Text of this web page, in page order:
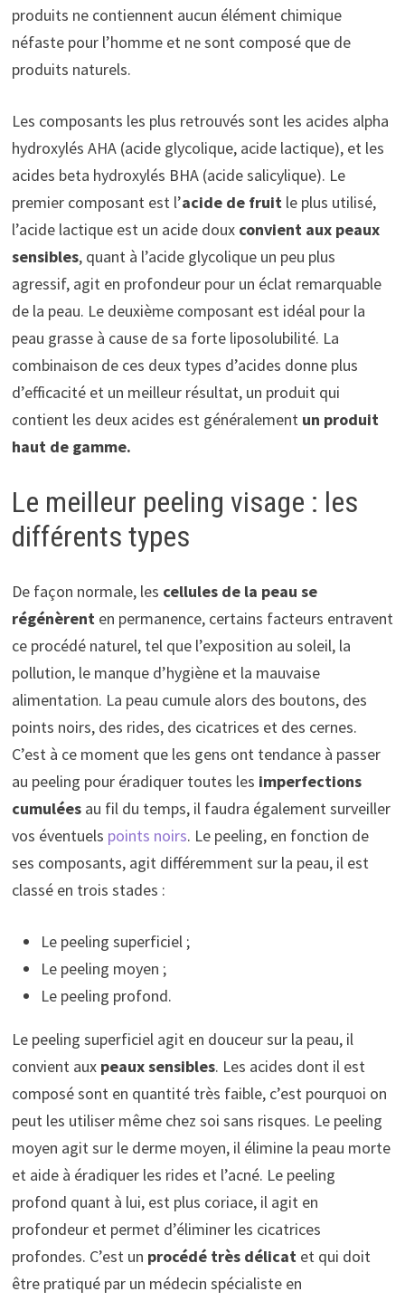
produits ne contiennent aucun élément chimique
néfaste pour l’homme et ne sont composé que de
produits naturels.
Les composants les plus retrouvés sont les acides alpha
hydroxylés AHA (acide glycolique, acide lactique), et les
acides beta hydroxylés BHA (acide salicylique). Le
premier composant est l’acide de fruit le plus utilisé,
l’acide lactique est un acide doux convient aux peaux
sensibles, quant à l’acide glycolique un peu plus
agressif, agit en profondeur pour un éclat remarquable
de la peau. Le deuxième composant est idéal pour la
peau grasse à cause de sa forte liposolubilité. La
combinaison de ces deux types d’acides donne plus
d’efficacité et un meilleur résultat, un produit qui
contient les deux acides est généralement un produit
haut de gamme.
Le meilleur peeling visage : les
différents types
De façon normale, les cellules de la peau se
régénèrent en permanence, certains facteurs entravent
ce procédé naturel, tel que l’exposition au soleil, la
pollution, le manque d’hygiène et la mauvaise
alimentation. La peau cumule alors des boutons, des
points noirs, des rides, des cicatrices et des cernes.
C’est à ce moment que les gens ont tendance à passer
au peeling pour éradiquer toutes les imperfections
cumuléesau fil du temps, il faudra également surveiller
vos éventuels points noirs. Le peeling, en fonction de
ses composants, agit différemment sur la peau, il est
classé en trois stades :
Le peeling superficiel ;
Le peeling moyen ;
Le peeling profond.
Le peeling superficiel agit en douceur sur la peau, il
convient aux peaux sensibles. Les acides dont il est
composé sont en quantité très faible, c’est pourquoi on
peut les utiliser même chez soi sans risques. Le peeling
moyen agit sur le derme moyen, il élimine la peau morte
et aide à éradiquer les rides et l’acné. Le peeling
profond quant à lui, est plus coriace, il agit en
profondeur et permet d’éliminer les cicatrices
profondes. C’est un procédé très délicat et qui doit
être pratiqué par un médecin spécialiste en